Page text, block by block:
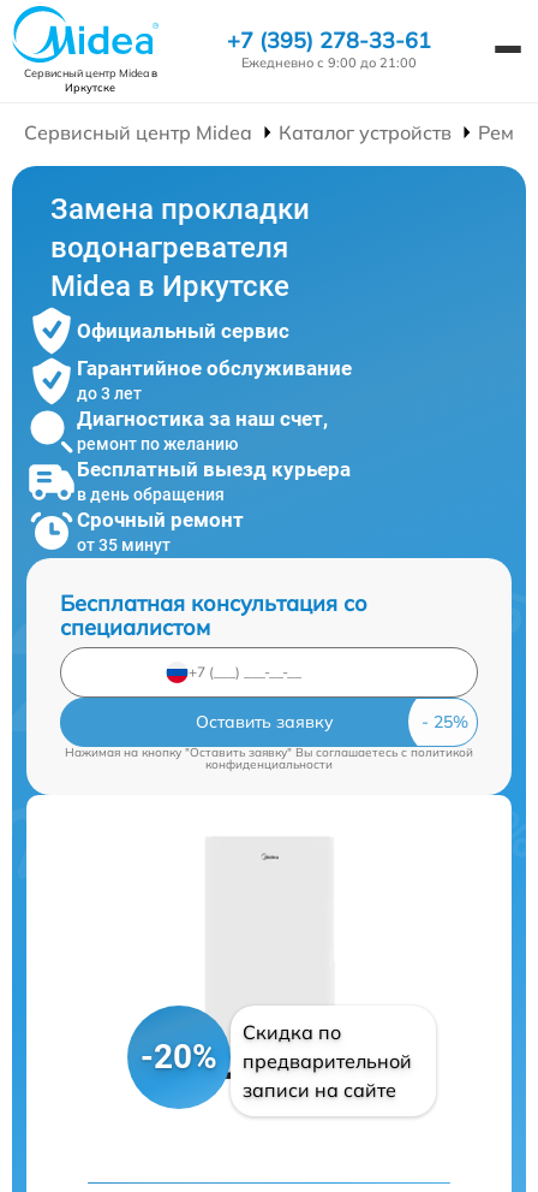
Сервисный центр Mideaв
Иркутске
+7 (395) 278-33-61
Ежедневно с 9:00 до 21:00
Сервисный центр Midea Каталог устройств
Замена прокладки
водонагревателя
Midea в Иркутске
Официальный сервис
Гарантийное обслуживание
до 3 лет
Диагностика за наш счет,
ремонт по желанию
Бесплатный выезд курьера
в день обращения
Срочный ремонт
от 35 минут
Бесплатная консультация со
специалистом
Оставить заявку
Нажимая на кнопку "Оставить заявку" Вы соглашаетесь cполитикой
конфиденциальности
-20%
Скидка по
предварительной
записи на сайте